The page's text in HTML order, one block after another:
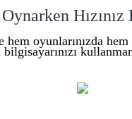
oyunlarınızda hem